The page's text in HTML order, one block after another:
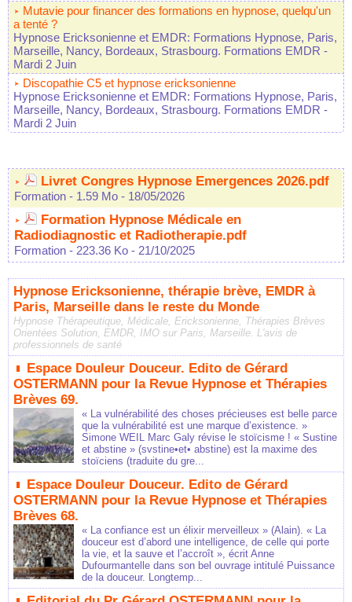
Mutavie pour financer des formations en hypnose, quelqu'un
a tenté ?
Hypnose Ericksonienne et EMDR: Formations Hypnose, Paris,
Marseille, Nancy, Bordeaux, Strasbourg. Formations EMDR -
Mardi 2 Juin
Discopathie C5 et hypnose ericksonienne
Hypnose Ericksonienne et EMDR: Formations Hypnose, Paris,
Marseille, Nancy, Bordeaux, Strasbourg. Formations EMDR -
Mardi 2 Juin
Livret Congres Hypnose Emergences 2026.pdf
Formation - 1.59 Mo - 18/05/2026
Formation Hypnose Médicale en
Radiodiagnostic et Radiotherapie.pdf
Formation - 223.36 Ko - 21/10/2025
Hypnose Ericksonienne, thérapie brève, EMDR à
Paris, Marseille dans le reste du Monde
Hypnose Thérapeutique, Médicale, Ericksonienne, Thérapies Brèves
Orientées Solution, EMDR, IMO sur Paris, Marseille. L'avis de
professionnels de santé
Espace Douleur Douceur. Edito de Gérard
OSTERMANN pour la Revue Hypnose et Thérapies
Brèves 69.
« La vulnérabilité des choses précieuses est belle parce
que la vulnérabilité est une marque d’existence. »
Simone WEIL Marc Galy révise le stoïcisme ! « Sustine
et abstine » (svstine•et• abstine) est la maxime des
stoïciens (traduite du gre...
Espace Douleur Douceur. Edito de Gérard
OSTERMANN pour la Revue Hypnose et Thérapies
Brèves 68.
« La confiance est un élixir merveilleux » (Alain). « La
douceur est d’abord une intelligence, de celle qui porte
la vie, et la sauve et l’accroît », écrit Anne
Dufourmantelle dans son bel ouvrage intitulé Puissance
de la douceur. Longtemp...